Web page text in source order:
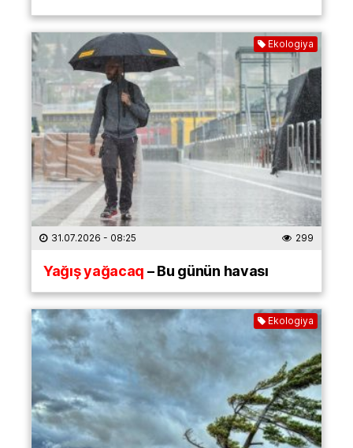
Ekologiya
31.07.2026 - 08:25 299
Yağış yağacaq– Bu günün havası
Ekologiya